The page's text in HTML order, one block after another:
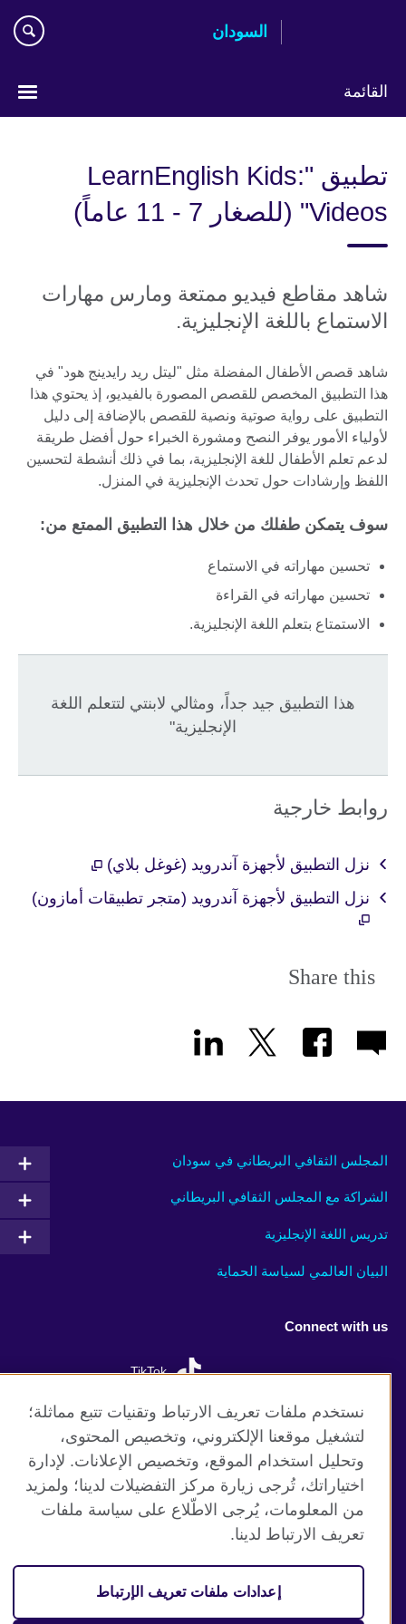
السودان
القائمة
تطبيق "LearnEnglish Kids:
Videos" (للصغار 7 - 11 عاماً)
شاهد مقاطع فيديو ممتعة ومارس مهارات
الاستماع باللغة الإنجليزية.
شاهد قصص الأطفال المفضلة مثل "ليتل ريد رايدينج هود" في
هذا التطبيق المخصص للقصص المصورة بالفيديو، إذ يحتوي هذا
التطبيق على رواية صوتية ونصية للقصص بالإضافة إلى دليل
لأولياء الأمور يوفر النصح ومشورة الخبراء حول أفضل طريقة
لدعم تعلم الأطفال للغة الإنجليزية، بما في ذلك أنشطة لتحسين
اللفظ وإرشادات حول تحدث الإنجليزية في المنزل.
سوف يتمكن طفلك من خلال هذا التطبيق الممتع من:
تحسين مهاراته في الاستماع
تحسين مهاراته في القراءة
الاستمتاع بتعلم اللغة الإنجليزية.
هذا التطبيق جيد جداً، ومثالي لابنتي لتتعلم اللغة
الإنجليزية"
روابط خارجية
نزل التطبيق لأجهزة آندرويد (غوغل بلاي)
نزل التطبيق لأجهزة آندرويد (متجر تطبيقات أمازون)
Share this
المجلس الثقافي البريطاني في سودان
الشراكة مع المجلس الثقافي البريطاني
تدريس اللغة الإنجليزية
البيان العالمي لسياسة الحماية
Connect with us
TikTok
موقع المجلس الثقافي البريطاني العالمي
الخصوصية وشروط الاستخدام
ملفات تعريف الإرتباط
خارطة الموقع
(The United Kingdom’s international organisation for cultural
نستخدم ملفات تعريف الارتباط وتقنيات تتبع مماثلة؛
لتشغيل موقعنا الإلكتروني، وتخصيص المحتوى،
وتحليل استخدام الموقع، وتخصيص الإعلانات. لإدارة
اختياراتك، تُرجى زيارة مركز التفضيلات لدينا؛ ولمزيد
من المعلومات، يُرجى الاطّلاع على سياسة ملفات
تعريف الارتباط لدينا.
إعدادات ملفات تعريف الإرتباط